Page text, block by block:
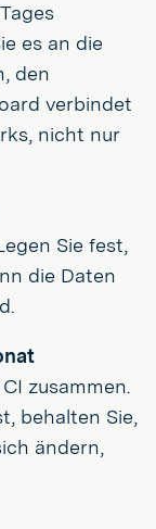
es an die
den
verbindet
nicht nur
Sie fest,
die Daten
zusammen.
behalten Sie,
ändern,